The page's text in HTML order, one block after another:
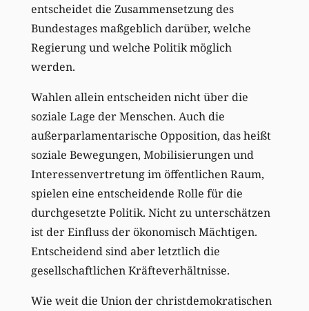
entscheidet die Zusammensetzung des
Bundestages maßgeblich darüber, welche
Regierung und welche Politik möglich
werden.
Wahlen allein entscheiden nicht über die
soziale Lage der Menschen. Auch die
außerparlamentarische Opposition, das heißt
soziale Bewegungen, Mobilisierungen und
Interessenvertretung im öffentlichen Raum,
spielen eine entscheidende Rolle für die
durchgesetzte Politik. Nicht zu unterschätzen
ist der Einfluss der ökonomisch Mächtigen.
Entscheidend sind aber letztlich die
gesellschaftlichen Kräfteverhältnisse.
Wie weit die Union der christdemokratischen